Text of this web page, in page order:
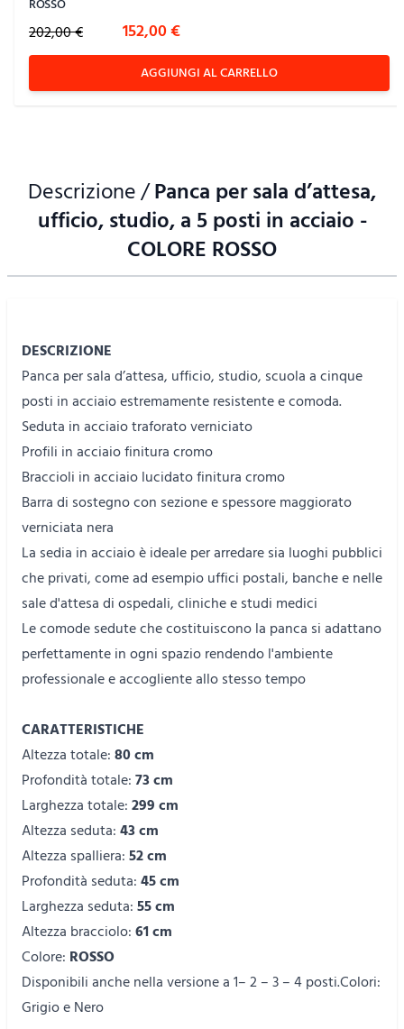
ROSSO
202,00 € Special Price
152,00 €
AGGIUNGI AL CARRELLO
Descrizione /Panca per sala d’attesa,
ufficio, studio, a 5 posti in acciaio -
COLORE ROSSO
DESCRIZIONE
Panca per sala d’attesa, ufficio, studio, scuola a cinque
posti in acciaio estremamente resistente e comoda.
Seduta in acciaio traforato verniciato
Profili in acciaio finitura cromo
Braccioli in acciaio lucidato finitura cromo
Barra di sostegno con sezione e spessore maggiorato
verniciata nera
La sedia in acciaio è ideale per arredare sia luoghi pubblici
che privati, come ad esempio uffici postali, banche e nelle
sale d'attesa di ospedali, cliniche e studi medici
Le comode sedute che costituiscono la panca si adattano
perfettamente in ogni spazio rendendo l'ambiente
professionale e accogliente allo stesso tempo
CARATTERISTICHE
Altezza totale:80 cm
Profondità totale:73 cm
Larghezza totale:299 cm
Altezza seduta:43 cm
Altezza spalliera:52 cm
Profondità seduta:45 cm
Larghezza seduta:55 cm
Altezza bracciolo:61 cm
Colore: ROSSO
Disponibili anche nella versione a 1– 2 – 3 – 4 posti.Colori:
Grigio e Nero